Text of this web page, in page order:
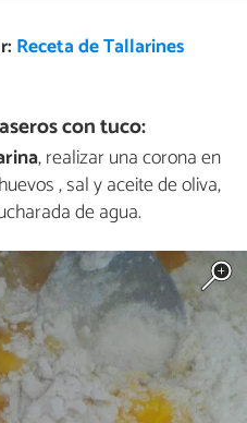
Receta de Tallarines
con tuco:
, realizar una corona en
, sal y aceite de oliva,
de agua.